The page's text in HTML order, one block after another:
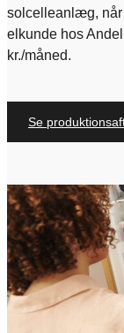
solcelleanlæg, når
elkunde hos
kr./måned.
Se